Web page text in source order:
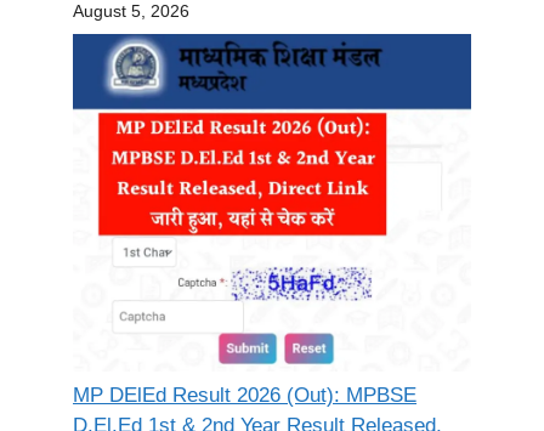
August 5, 2026
MP DElEd Result 2026 (Out): MPBSE
D.El.Ed 1st & 2nd Year Result Released,